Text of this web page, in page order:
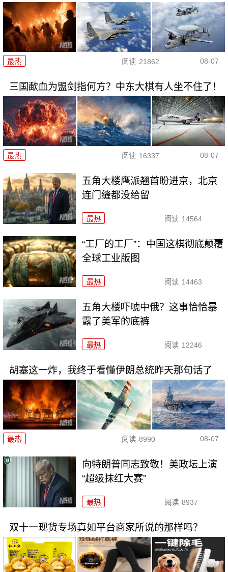
最热 阅读 21862 08-07
三国歃血为盟剑指何方？中东大棋有人坐不住了！
最热 阅读 16337 08-07
五角大楼鹰派翘首盼进京，北京
连门缝都没给留
最热 阅读 14564
“工厂的工厂”：中国这棋彻底颠覆
全球工业版图
最热 阅读 14463
五角大楼吓唬中俄？这事恰恰暴
露了美军的底裤
最热 阅读 12246
胡塞这一炸，我终于看懂伊朗总统昨天那句话了
最热 阅读 8990 08-07
向特朗普同志致敬！美政坛上演
“超级抹红大赛”
最热 阅读 8937
双十一现货专场真如平台商家所说的那样吗？